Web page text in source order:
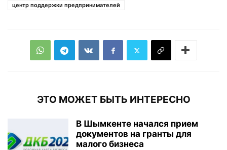
центр поддержки предпринимателей
ЭТО МОЖЕТ БЫТЬ ИНТЕРЕСНО
В Шымкенте начался прием
документов на гранты для
малого бизнеса